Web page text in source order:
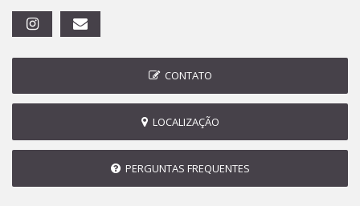
CONTATO
LOCALIZAÇÃO
PERGUNTAS FREQUENTES